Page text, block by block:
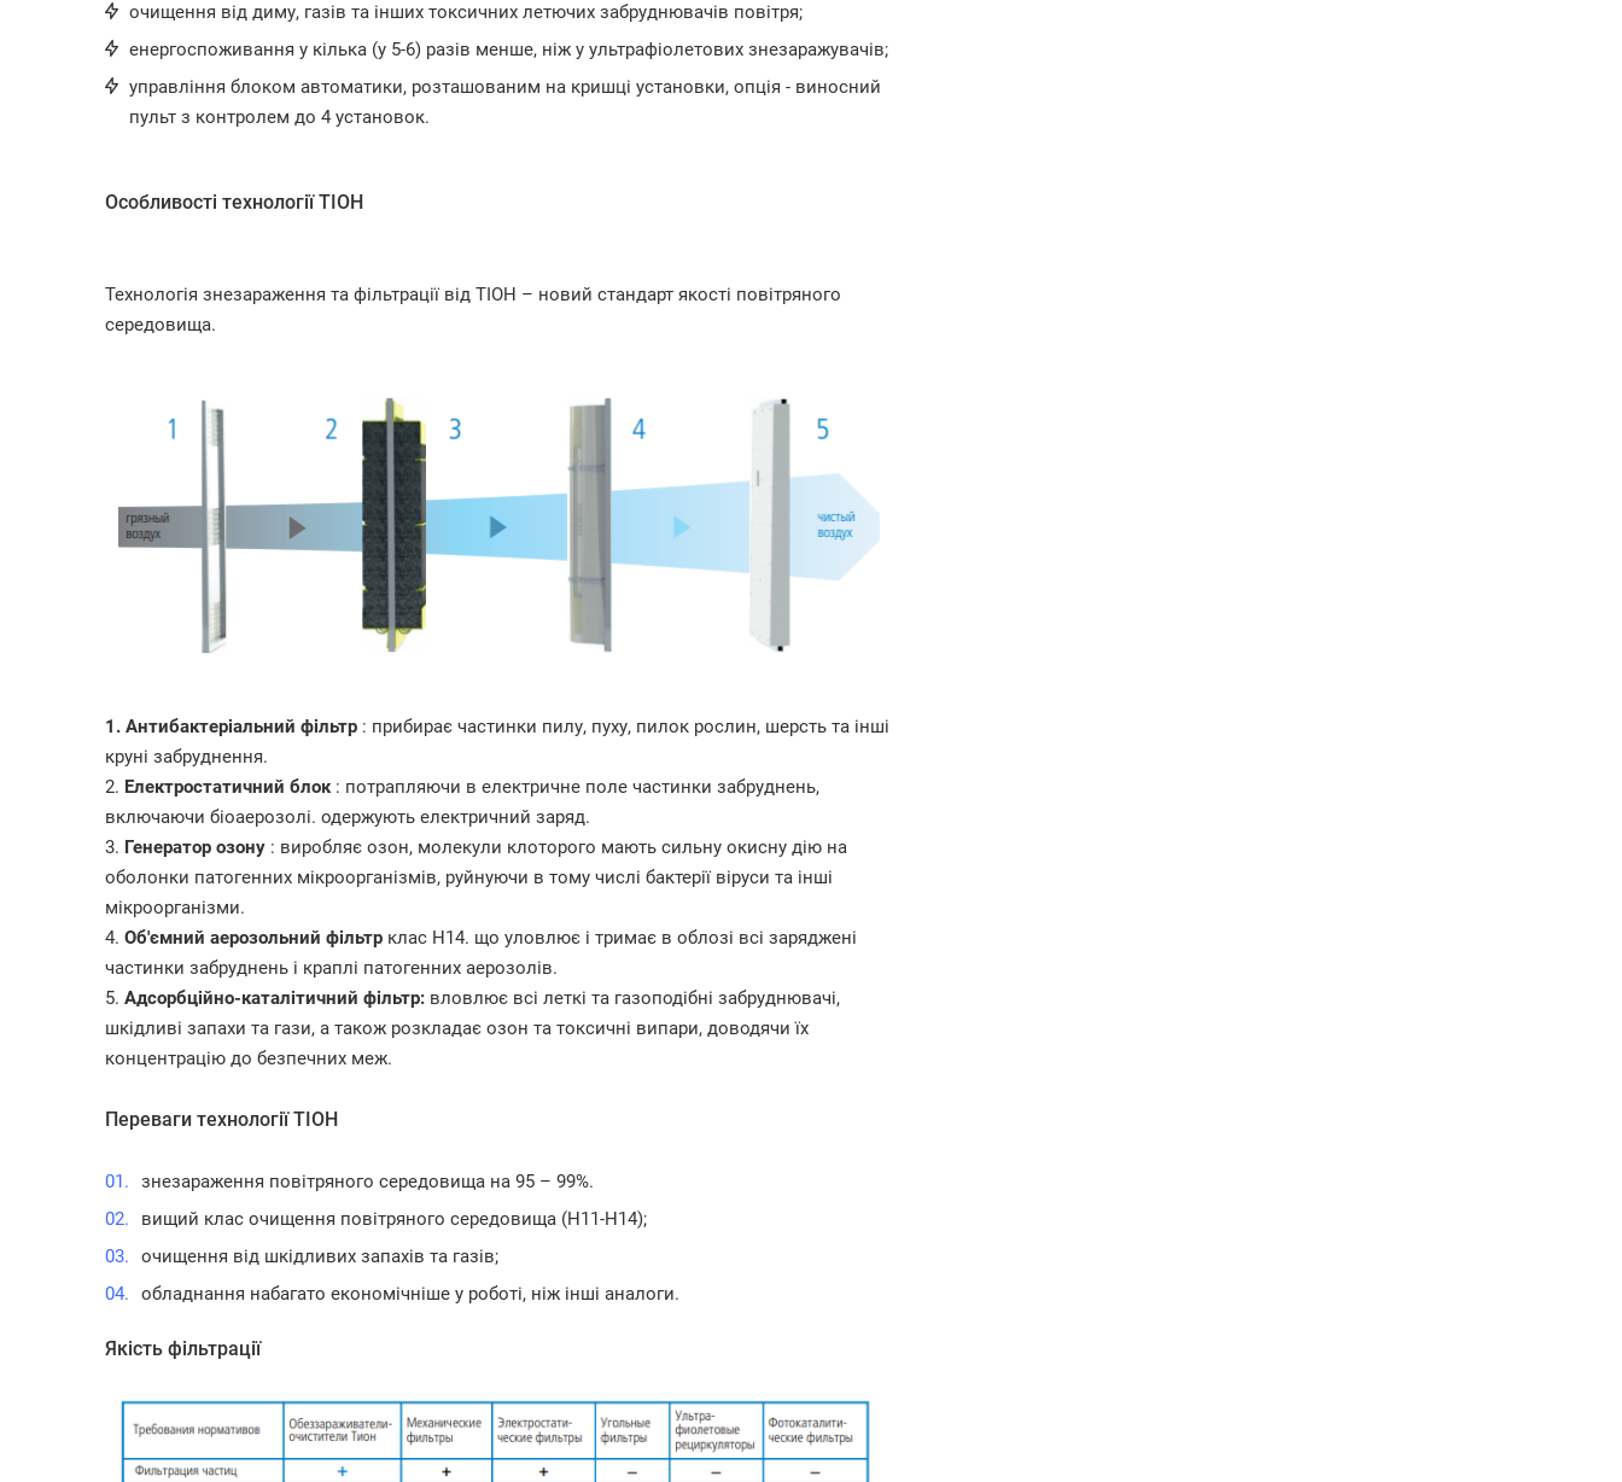
очищення від диму, газів та інших токсичних летючих забруднювачів повітря;
енергоспоживання у кілька (у 5-6) разів менше, ніж у ультрафіолетових знезаражувачів;
управління блоком автоматики, розташованим на кришці установки, опція - виносний
пульт з контролем до 4 установок.
Особливості технології ТІОН
Технологія знезараження та фільтрації від ТІОН – новий стандарт якості повітряного
середовища.
1. Антибактеріальний фільтр : прибирає частинки пилу, пуху, пилок рослин, шерсть та інші
круні забруднення.
2. Електростатичний блок: потрапляючи в електричне поле частинки забруднень,
включаючи біоаерозолі. одержують електричний заряд.
3. Генератор озону : виробляє озон, молекули клоторого мають сильну окисну дію на
оболонки патогенних мікроорганізмів, руйнуючи в тому числі бактерії віруси та інші
мікроорганізми.
4. Об'ємний аерозольний фільтр клас H14. що уловлює і тримає в облозі всі заряджені
частинки забруднень і краплі патогенних аерозолів.
5. Адсорбційно-каталітичний фільтр: вловлює всі леткі та газоподібні забруднювачі,
шкідливі запахи та гази, а також розкладає озон та токсичні випари, доводячи їх
концентрацію до безпечних меж.
Переваги технології ТІОН
знезараження повітряного середовища на 95 – 99%.
вищий клас очищення повітряного середовища (H11-H14);
очищення від шкідливих запахів та газів;
обладнання набагато економічніше у роботі, ніж інші аналоги.
Якість фільтрації